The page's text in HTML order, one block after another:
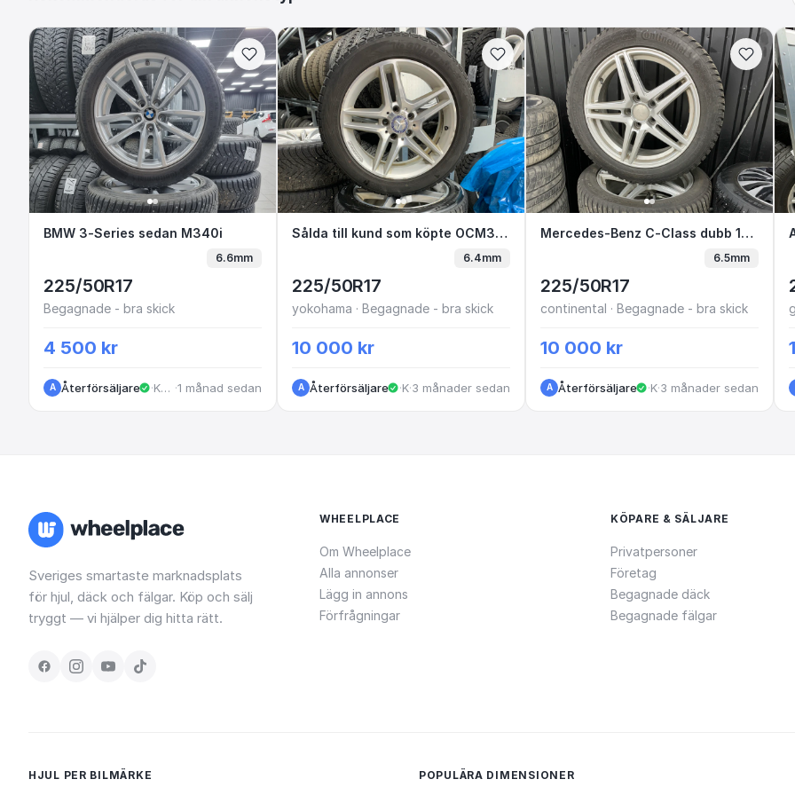
BMW 3-Series sedan M340i
BMW 3-Series sedan M340i
6.6mm
225/50R17
Begagnade - bra skick
4 500 kr
A Återförsäljare · Kungälv ·1 månad sedan
Sålda till kund som köpte OCM336 C2-2 / Alfons
Sålda till kund som köpte OCM336 C2-2 / Alfons
6.4mm
225/50R17
yokohama · Begagnade - bra skick
10 000 kr
A Återförsäljare · Kungälv
·3 månader sedan
Mercedes-Benz C-Class dubb
Mercedes-Benz C-Class dubb 17” GXM27T D2-5
6.5mm
225/50R17
continental · Begagnade - bra skick
10 000 kr
A Återförsäljare · Kungälv
·3 månader sedan
Sveriges smartaste marknadsplats
för hjul, däck och fälgar. Köp och sälj
tryggt — vi hjälper dig hitta rätt.
WHEELPLACE
Om Wheelplace
Alla annonser
Lägg in annons
Förfrågningar
KÖPARE & SÄLJARE
Privatpersoner
Företag
Begagnade däck
Begagnade fälgar
HJUL PER BILMÄRKE POPULÄRA DIMENSIONER